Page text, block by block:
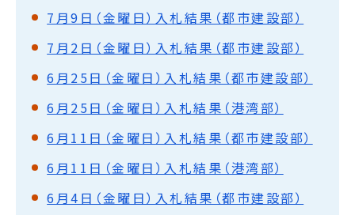
7月9日（金曜日）入札結果（都市建設部）
7月2日（金曜日）入札結果（都市建設部）
6月25日（金曜日）入札結果（都市建設部）
6月25日（金曜日）入札結果（港湾部）
6月11日（金曜日）入札結果（都市建設部）
6月11日（金曜日）入札結果（港湾部）
6月4日（金曜日）入札結果（都市建設部）